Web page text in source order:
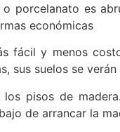
porcelanato es
económicas
fácil y menos
sus suelos se
pisos de
de arrancar la